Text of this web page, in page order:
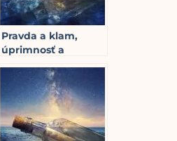
Pravda a klam,
úprimnosť a
konanie a
neriešenie, čistenie
& prepúšťanie,
POSUN
8min read